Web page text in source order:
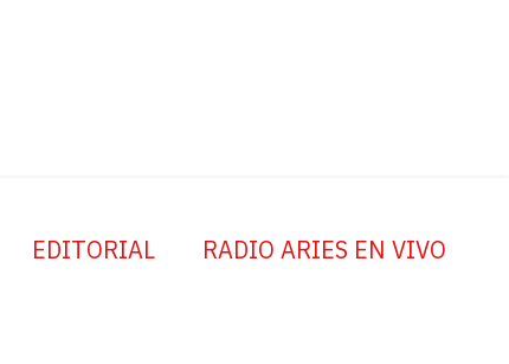
EDITORIAL
RADIO ARIES EN VIVO